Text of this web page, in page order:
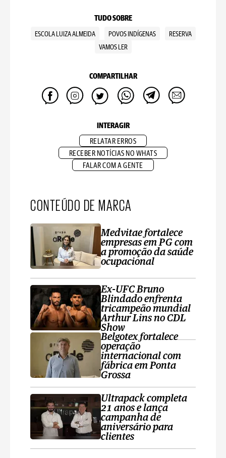
TUDO SOBRE
ESCOLA LUIZA ALMEIDA POVOS INDÍGENAS
RESERVA
VAMOS LER
COMPARTILHAR
INTERAGIR
RELATAR ERROS
RECEBER NOTÍCIAS NO WHATS
FALAR COM A GENTE
CONTEÚDO DE MARCA
Medvitae fortalece
empresas em PG com
a promoção da saúde
ocupacional
Ex-UFC Bruno
Blindado enfrenta
tricampeão mundial
Arthur Lins no CDL
Show
Belgotex fortalece
operação
internacional com
fábrica em Ponta
Grossa
Ultrapack completa
21 anos e lança
campanha de
aniversário para
clientes